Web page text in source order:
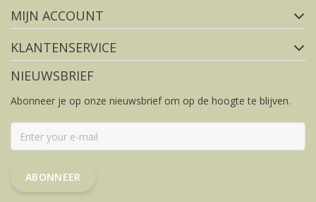
MIJN ACCOUNT
KLANTENSERVICE
NIEUWSBRIEF
Abonneer je op onze nieuwsbrief om op de hoogte te blijven.
ABONNEER